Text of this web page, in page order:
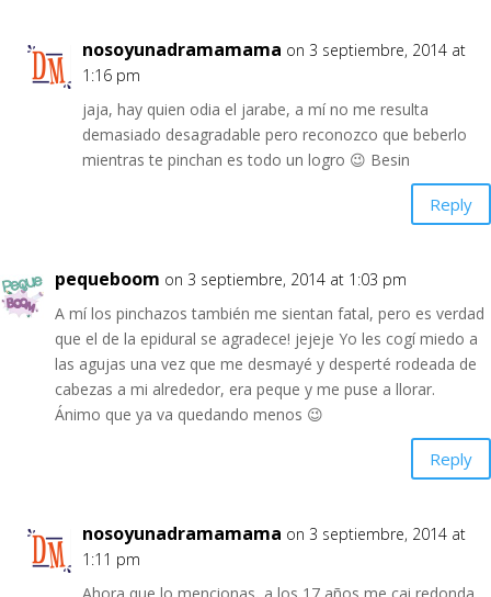
nosoyunadramamama on 3 septiembre, 2014 at
1:16 pm
jaja, hay quien odia el jarabe, a mí no me resulta
demasiado desagradable pero reconozco que beberlo
mientras te pinchan es todo un logro 😉 Besin
Reply
pequeboom on 3 septiembre, 2014 at 1:03 pm
A mí los pinchazos también me sientan fatal, pero es verdad
que el de la epidural se agradece! jejeje Yo les cogí miedo a
las agujas una vez que me desmayé y desperté rodeada de
cabezas a mi alrededor, era peque y me puse a llorar.
Ánimo que ya va quedando menos 😉
Reply
nosoyunadramamama on 3 septiembre, 2014 at
1:11 pm